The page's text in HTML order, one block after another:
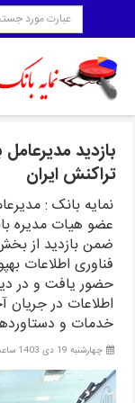
بازدید
تراکنش ایران
نمایه بانک :
عضو هیات مدیره
ضمن بازدید از
فناوری اطلاعات
حضور یافت و در
اطلاعات در جریان
خدمات و
چهارشنبه 19 دی 1403 ساعت 17:0